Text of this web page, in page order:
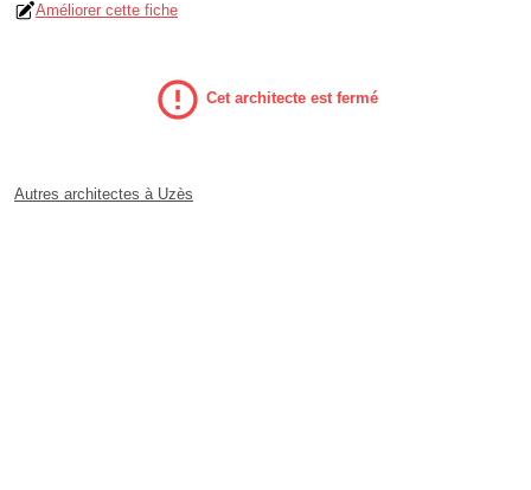
Améliorer cette fiche
Cet architecte est fermé
Autres architectes à Uzès